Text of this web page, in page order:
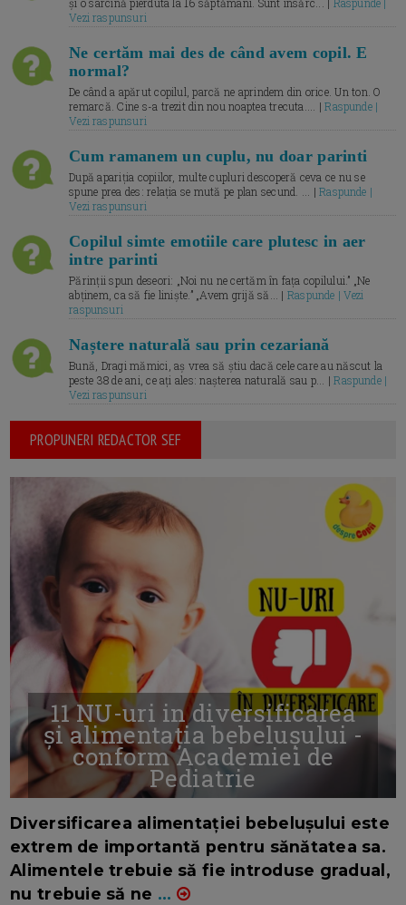
și o sarcină pierduta la 16 săptămâni. Sunt însărc... | Raspunde |
Vezi raspunsuri
Ne certăm mai des de când avem copil. E
normal?
De când a apărut copilul, parcă ne aprindem din orice. Un ton. O
remarcă. Cine s-a trezit din nou noaptea trecuta.... |Raspunde |
Vezi raspunsuri
Cum ramanem un cuplu, nu doar parinti
După apariția copiilor, multe cupluri descoperă ceva ce nu se
spune prea des: relația se mută pe plan secund. ... |Raspunde |
Vezi raspunsuri
Copilul simte emotiile care plutesc in aer
intre parinti
Părinții spun deseori: „Noi nu ne certăm în fața copilului.” „Ne
abținem, ca să fie liniște.” „Avem grijă să... | Raspunde | Vezi
raspunsuri
Naștere naturală sau prin cezariană
Bună, Dragi mămici, aș vrea să știu dacă cele care au născut la
peste 38 de ani, ce ați ales: nașterea naturală sau p... |Raspunde |
Vezi raspunsuri
PROPUNERI REDACTOR SEF
11 NU-uri in diversificarea
și alimentația bebelușului -
conform Academiei de
Pediatrie
Diversificarea alimentației bebelușului este
extrem de importantă pentru sănătatea sa.
Alimentele trebuie să fie introduse gradual,
nu trebuie să ne ...